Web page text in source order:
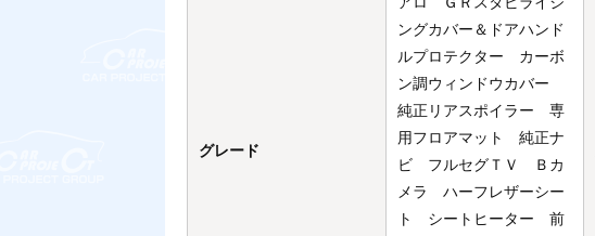
グレード
ングカバー＆ドアハンド
ルプロテクター カーボ
ン調ウィンドウカバー
純正リアスポイラー 専
用フロアマット 純正ナ
ビ フルセグＴＶ Ｂカ
メラ ハーフレザーシー
ト シートヒーター 前